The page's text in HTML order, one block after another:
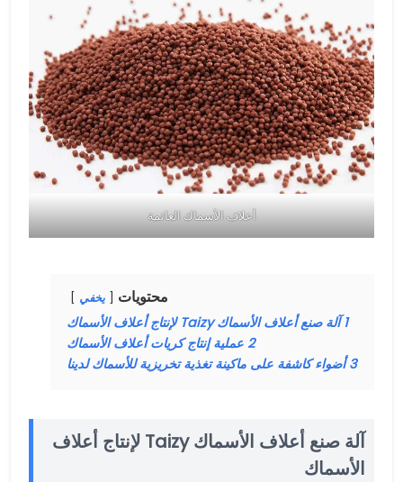
أعلاف الأسماك العائمة
محتويات يخفي
1 آلة صنع أعلاف الأسماك Taizy لإنتاج أعلاف الأسماك
2 عملية إنتاج كريات أعلاف الأسماك
3 أضواء كاشفة على ماكينة تغذية تخريزية للأسماك لدينا
آلة صنع أعلاف الأسماك Taizy لإنتاج أعلاف
الأسماك